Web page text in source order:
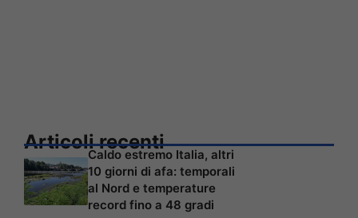
Articoli recenti
Caldo estremo Italia, altri
10 giorni di afa: temporali
al Nord e temperature
record fino a 48 gradi